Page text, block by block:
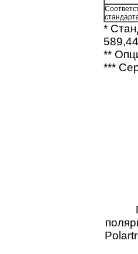
*
589,44
**
***